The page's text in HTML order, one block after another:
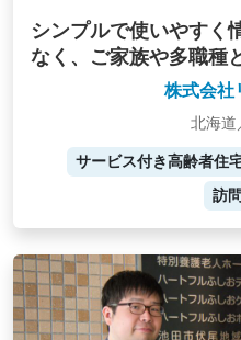
シンプルで使いやすく
なく、ご家族や多職種
株式会社
北海道
サービス付き高齢者住
訪